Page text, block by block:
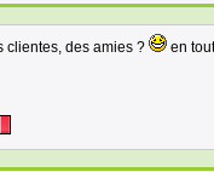
clientes, des amies ? en